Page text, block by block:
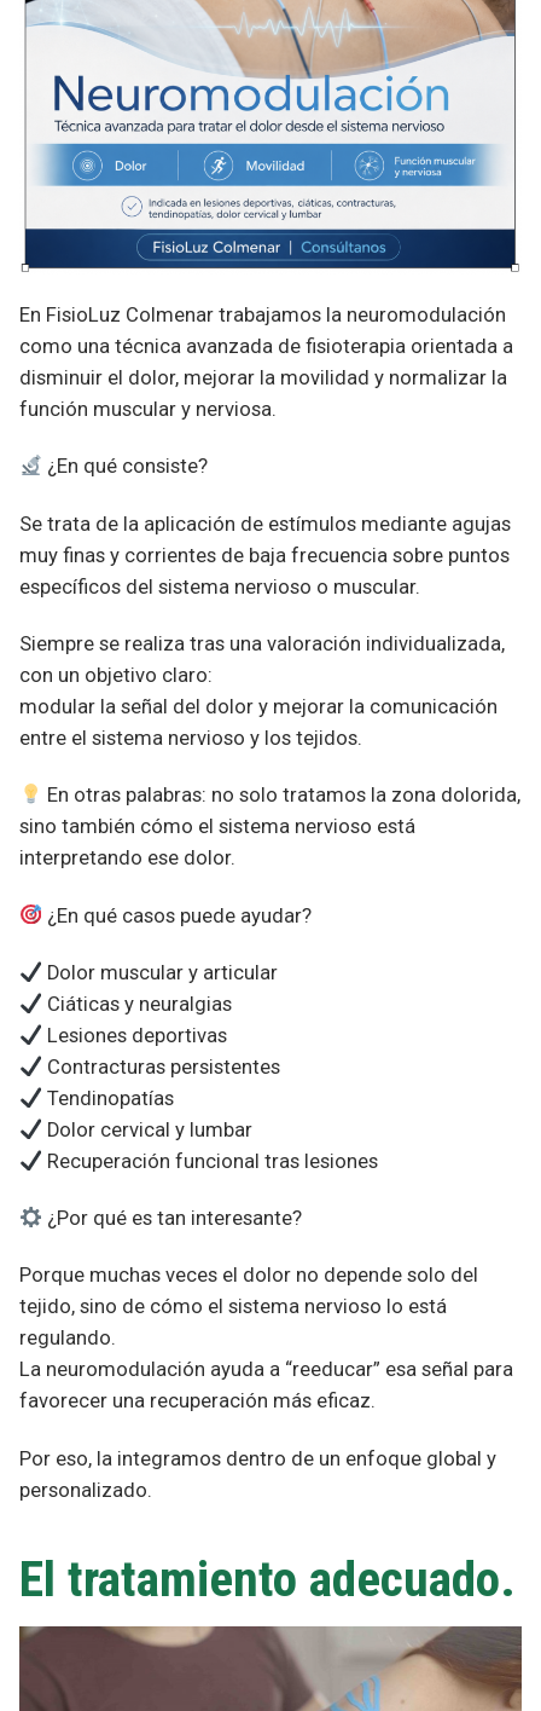
En FisioLuz Colmenar trabajamos la neuromodulación
como una técnica avanzada de fisioterapia orientada a
disminuir el dolor, mejorar la movilidad y normalizar la
función muscular y nerviosa.
¿En qué consiste?
Se trata de la aplicación de estímulos mediante agujas
muy finas y corrientes de baja frecuencia sobre puntos
específicos del sistema nervioso o muscular.
Siempre se realiza tras una valoración individualizada,
con un objetivo claro:
modular la señal del dolor y mejorar la comunicación
entre el sistema nervioso y los tejidos.
En otras palabras: no solo tratamos la zona dolorida,
sino también cómo el sistema nervioso está
interpretando ese dolor.
¿En qué casos puede ayudar?
Dolor muscular y articular
Ciáticas y neuralgias
Lesiones deportivas
Contracturas persistentes
Tendinopatías
Dolor cervical y lumbar
Recuperación funcional tras lesiones
¿Por qué es tan interesante?
Porque muchas veces el dolor no depende solo del
tejido, sino de cómo el sistema nervioso lo está
regulando.
La neuromodulación ayuda a “reeducar” esa señal para
favorecer una recuperación más eficaz.
Por eso, la integramos dentro de un enfoque global y
personalizado.
El tratamiento adecuado.